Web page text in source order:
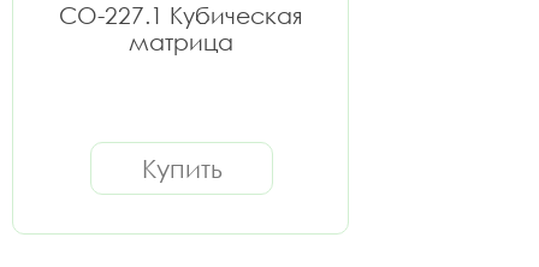
СО-227.1 Кубическая
матрица
Купить